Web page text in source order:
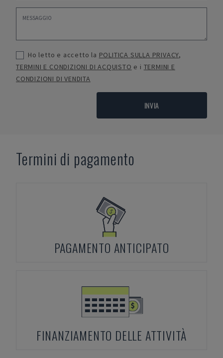
Ho letto e accetto la POLITICA SULLA PRIVACY,
TERMINI E CONDIZIONI DI ACQUISTO e i TERMINI E
CONDIZIONI DI VENDITA
INVIA
Termini di pagamento
PAGAMENTO ANTICIPATO
FINANZIAMENTO DELLE ATTIVITÀ